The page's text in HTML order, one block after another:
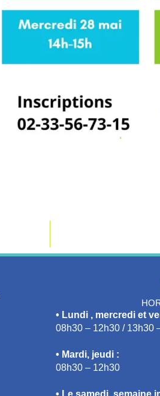
• Lundi , mercredi et
08h30 – 12h30 / 13h30
• Mardi, jeudi :
08h30 – 12h30